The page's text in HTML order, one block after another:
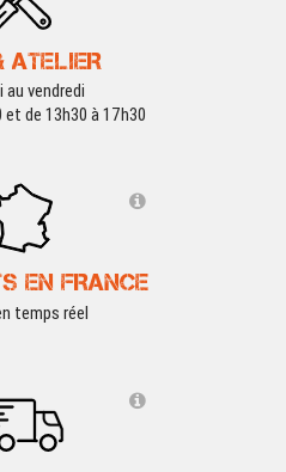
ATELIER
au vendredi
et de 13h30 à 17h30
EN FRANCE
temps réel